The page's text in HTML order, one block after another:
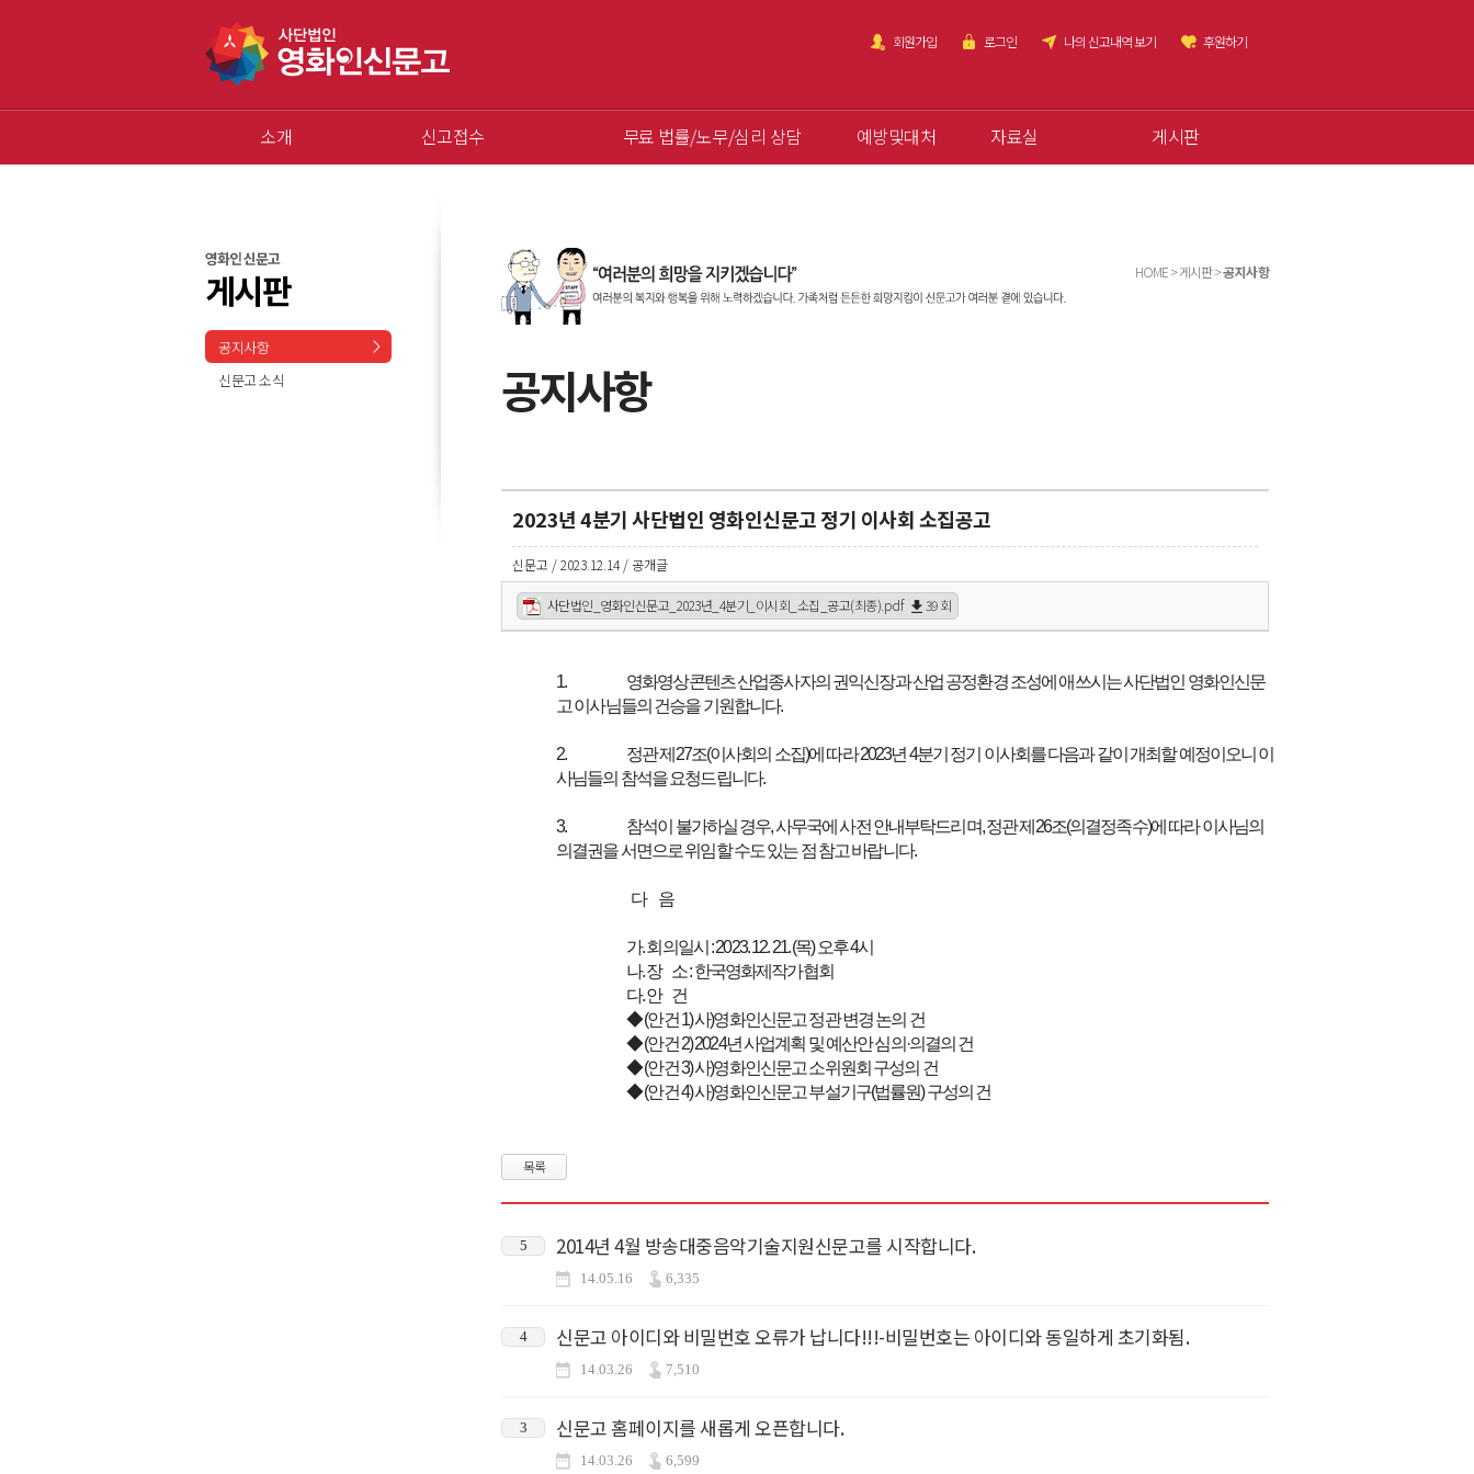
회원가입 로그인 나의 신고내역 보기 후원하기
소개 신고접수 무료 법률/노무/심리 상담 예방및대처 자료실 게시판
영화인 신문고
게시판
공지사항
신문고 소식
HOME > 게시판 >공지사항
공지사항
2023년 4분기 사단법인 영화인신문고 정기 이사회 소집공고
신문고 / 2023.12.14 / 공개글
사단법인_영화인신문고_2023년_4분기_이시회_소집_공고(최종).pdf 39 회
1.
영화영상콘텐츠 산업종사자의 권익신장과 산업 공정환경 조성에 애쓰시는 사단법인 영화인신문
고 이사님들의 건승을 기원합니다.
2.
정관 제27조(이사회의 소집)에 따라 2023년 4분기 정기 이사회를 다음과 같이 개최할 예정이오니 이
사님들의 참석을 요청드립니다.
3.
참석이 불가하실 경우, 사무국에 사전 안내부탁드리며, 정관 제26조(의결정족수)에 따라 이사님의
의결권을 서면으로 위임할 수도 있는 점 참고 바랍니다.
다 음
가. 회의일시 : 2023. 12. 21. (목) 오후 4시
나. 장 소 : 한국영화제작가협회
다. 안 건
◆ (안건 1) 사)영화인신문고 정관 변경 논의 건
◆ (안건 2) 2024년 사업계획 및 예산안 심의·의결의 건
◆ (안건 3) 사)영화인신문고 소위원회 구성의 건
◆ (안건 4) 사)영화인신문고 부설기구(법률원) 구성의 건
목록
5 2014년 4월 방송대중음악기술지원신문고를 시작합니다.
14.05.16 6,335
4 신문고 아이디와 비밀번호 오류가 납니다!!!-비밀번호는 아이디와 동일하게 초기화됨.
14.03.26 7,510
3 신문고 홈페이지를 새롭게 오픈합니다.
14.03.26 6,599